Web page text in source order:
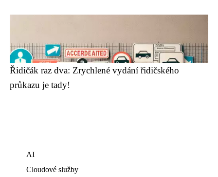
Řidičák raz dva: Zrychlené vydání řidičského
průkazu je tady!
AI
Cloudové služby